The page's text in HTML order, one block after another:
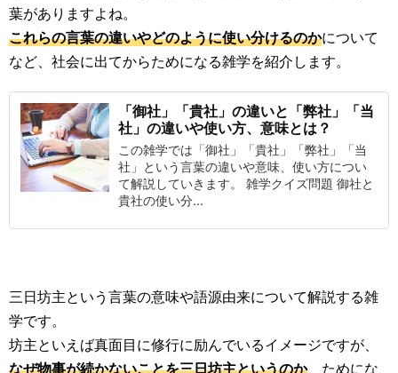
葉がありますよね。
これらの言葉の違いやどのように使い分けるのかについて
など、社会に出てからためになる雑学を紹介します。
「御社」「貴社」の違いと「弊社」「当
社」の違いや使い方、意味とは？
この雑学では「御社」「貴社」「弊社」「当
社」という言葉の違いや意味、使い方につい
て解説していきます。 雑学クイズ問題 御社と
貴社の使い分...
三日坊主という言葉の意味や語源由来について解説する雑
学です。
坊主といえば真面目に修行に励んでいるイメージですが、
なぜ物事が続かないことを三日坊主というのか、ためにな